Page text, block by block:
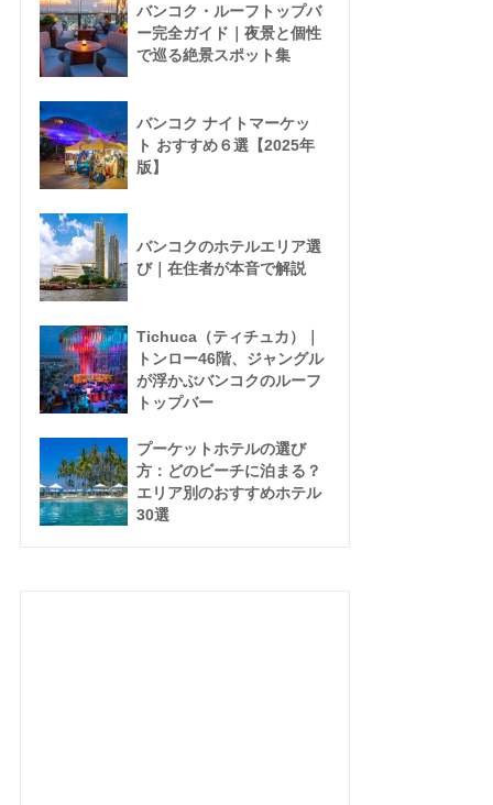
バンコク・ルーフトップバ
ー完全ガイド｜夜景と個性
で巡る絶景スポット集
バンコク ナイトマーケッ
ト おすすめ６選【2025年
版】
バンコクのホテルエリア選
び｜在住者が本音で解説
Tichuca（ティチュカ）｜
トンロー46階、ジャングル
が浮かぶバンコクのルーフ
トップバー
プーケットホテルの選び
方：どのビーチに泊まる？
エリア別のおすすめホテル
30選